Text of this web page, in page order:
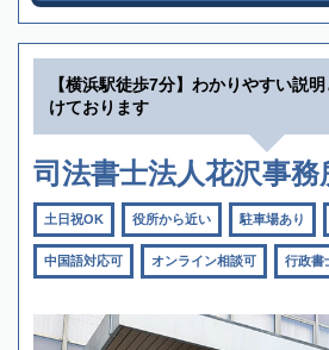
【横浜駅徒歩7分】わかりやすい説
けております
司法書士法人花沢事
土日祝OK 役所から近い 駐車場あり
中国語対応可 オンライン相談可 行政書